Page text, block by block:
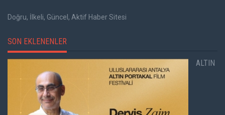
Doğru, İlkeli, Güncel, Aktif Haber Sitesi
SON EKLENENLER
ALTIN